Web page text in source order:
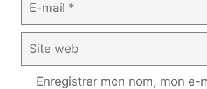
mail
web
Enregistrer mon nom, mon e-